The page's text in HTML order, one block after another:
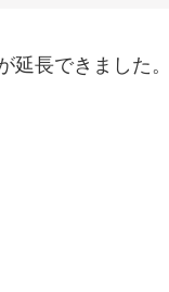
延長できました。